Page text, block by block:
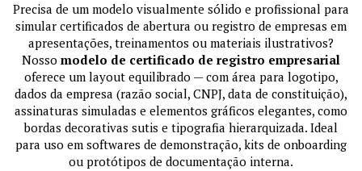
Precisa de um modelo visualmente sólido e profissional para
simular certificados de abertura ou registro de empresas em
apresentações, treinamentos ou materiais ilustrativos?
Nosso modelo de certificado de registro empresarial
oferece um layout equilibrado — com área para logotipo,
dados da empresa (razão social, CNPJ, data de constituição),
assinaturas simuladas e elementos gráficos elegantes, como
bordas decorativas sutis e tipografia hierarquizada. Ideal
para uso em softwares de demonstração, kits de onboarding
ou protótipos de documentação interna.